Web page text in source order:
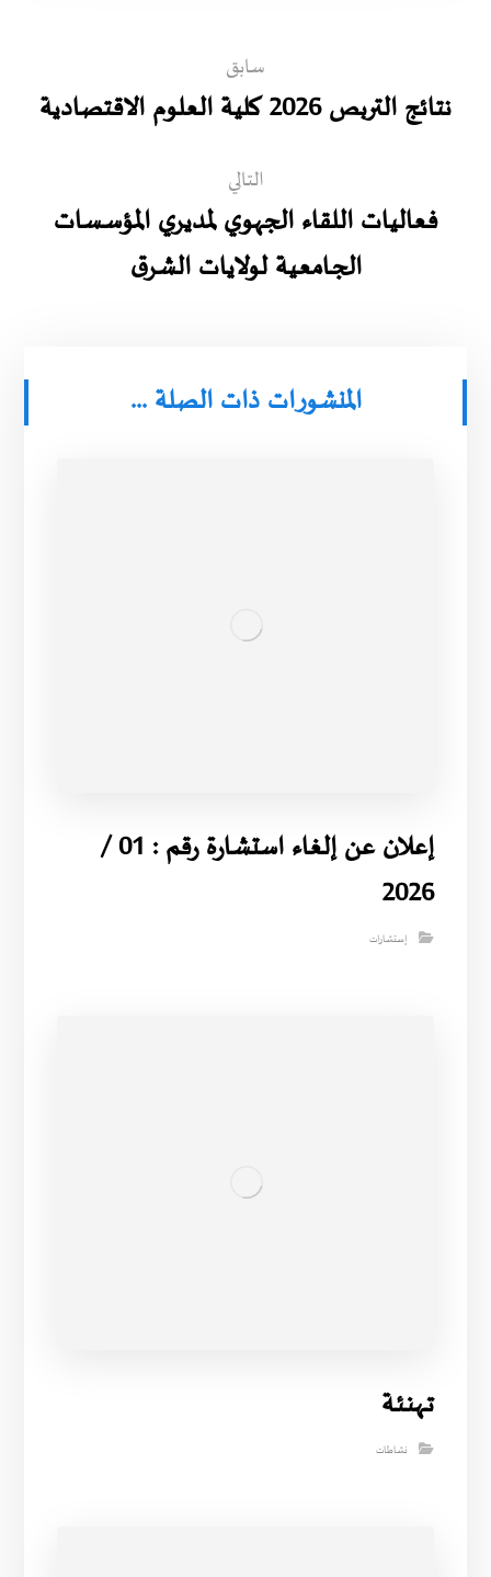
سابق
نتائج التربص 2026 كلية العلوم الاقتصادية
التالي
فعاليات اللقاء الجهوي لمديري المؤسـسات
الجـامعـية لولايات الشرق
المنشورات ذات الصلة ...
إعلان عن إلغاء استشارة رقم : 01 /
2026
إستشارات
تــهنـئـة
نشاطات